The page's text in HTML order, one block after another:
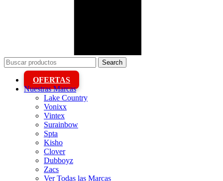
Search
OFERTAS
Nuestras Marcas
Lake Country
Vonixx
Vintex
Surainbow
Spta
Kisho
Clover
Dubboyz
Zacs
Ver Todas las Marcas